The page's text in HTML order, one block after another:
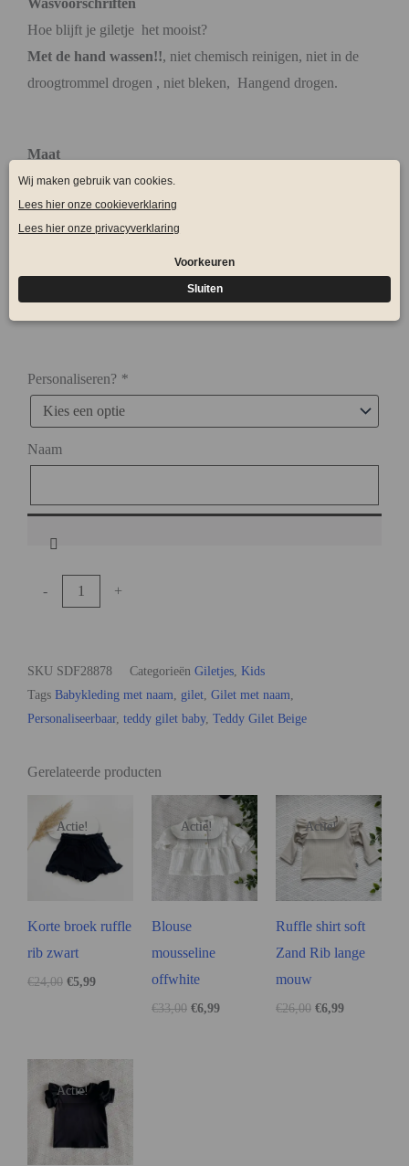
Hoe blijft je giletje het mooist?
Met de hand wassen!!, niet chemisch reinigen, niet in de
droogtrommel drogen , niet bleken, Hangend drogen.
Maat
62-68
74-80 74-80
86-92 86-92
Personaliseren? *
Naam
- +
SKU SDF28878 Categorieën Giletjes Kids
Tags Babykleding met naam gilet Gilet met naam
Personaliseerbaar, teddy gilet baby, Teddy Gilet Beige
Gerelateerde producten
Actie!
Actie!
Korte broek ruffle
rib zwart
€24,00 €5,99
Actie!
Actie!
Blouse
mousseline
offwhite
€33,00 €6,99
Actie!
Actie!
Ruffle shirt soft
Zand Rib lange
mouw
€26,00 €6,99
Actie!
Actie!